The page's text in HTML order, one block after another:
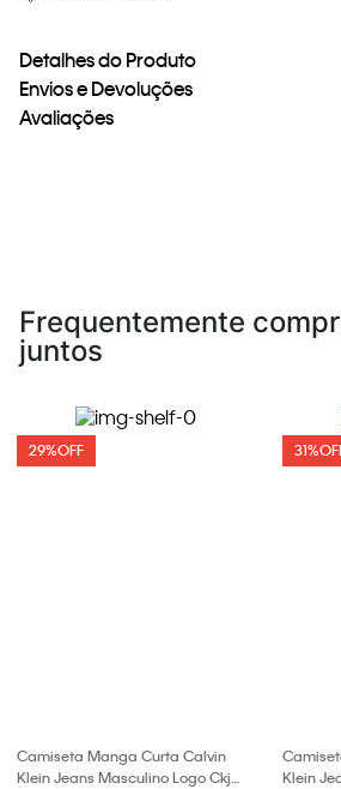
Detalhes do Produto
Envios e Devoluções
Avaliações
Frequentemente
juntos
29%OFF
Camiseta Manga Curta Calvin
Klein Jeans Masculino Logo Ckj
31%
Klein